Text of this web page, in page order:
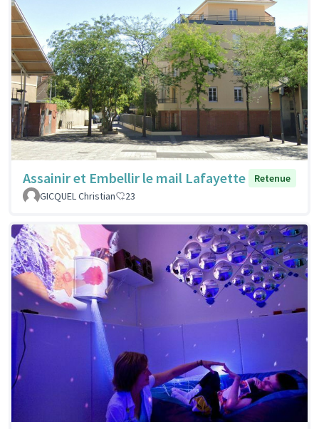
Assainir et Embellir le mail Lafayette
Retenue
GICQUEL Christian
23